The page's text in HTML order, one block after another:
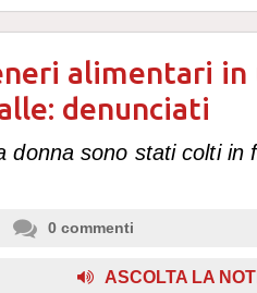
alimentari in
denunciati
donna sono stati colti in
0 commenti
ASCOLTA LA